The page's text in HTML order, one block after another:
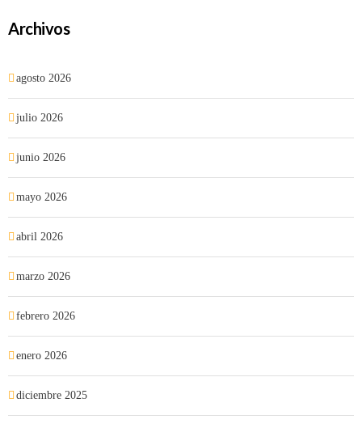
Archivos
agosto 2026
julio 2026
junio 2026
mayo 2026
abril 2026
marzo 2026
febrero 2026
enero 2026
diciembre 2025